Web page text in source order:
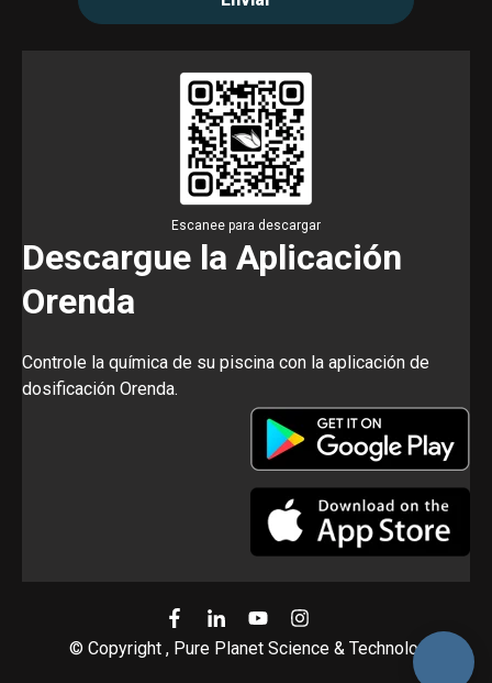
Escanee para descargar
Descargue la Aplicación
Orenda
Controle la química de su piscina con la aplicación de
dosificación Orenda.
© Copyright , Pure Planet Science & Technology, Inc.